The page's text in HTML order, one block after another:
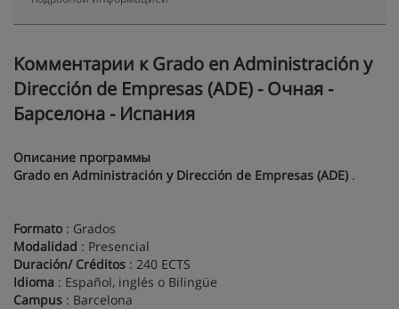
Kомментарии к Grado en Administración y
Dirección de Empresas (ADE) - Очная -
Барселона - Испания
Описание программы
Grado en Administración y Dirección de Empresas (ADE) .
Formato : Grados
Modalidad : Presencial
Duración/ Créditos : 240 ECTS
Idioma : Español, inglés o Bilingüe
Campus : Barcelona